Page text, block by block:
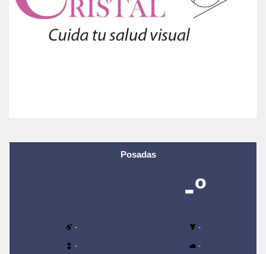
Posadas
-º
- -
- -